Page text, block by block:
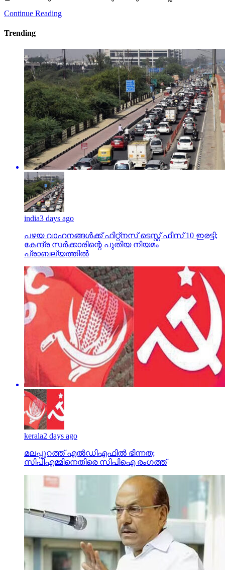
india3 days ago
പഴയ വാഹനങ്ങള്‍ക്ക് ഫിറ്റ്‌നസ് ടെസ്റ്റ് ഫീസ് 10 ഇരട്ടി;
കേന്ദ്ര സര്‍ക്കാരിന്റെ പുതിയ നിയമം
പ്രാബല്യത്തില്‍
kerala2 days ago
മലപ്പുറത്ത് എല്‍ഡിഎഫില്‍ ഭിന്നത;
സിപിഎമ്മിനെതിരെ സിപിഐ രംഗത്ത്